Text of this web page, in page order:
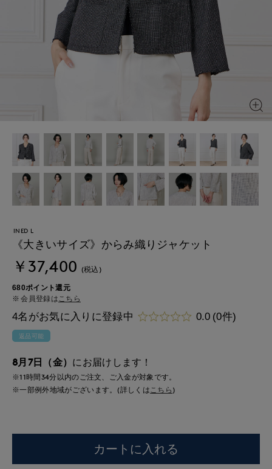
INED L
《大きいサイズ》からみ織りジャケット
￥37,400 (税込)
680ポイント還元
会員登録はこちら
4名がお気に入りに登録中 0.0 (0件)
返品可能
8月7日（金） にお届けします！
※11時間34分以内のご注文、ご入金が対象です。
※一部例外地域がございます。(詳しくは こちら )
カートに入れる